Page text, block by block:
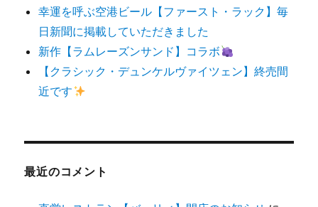
幸運を呼ぶ空港ビール【ファースト・ラック】毎
日新聞に掲載していただきました
新作【ラムレーズンサンド】コラボ
【クラシック・デュンケルヴァイツェン】終売間
近です
最近のコメント